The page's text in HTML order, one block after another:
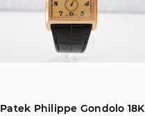
Patek Philippe Gondolo 18K